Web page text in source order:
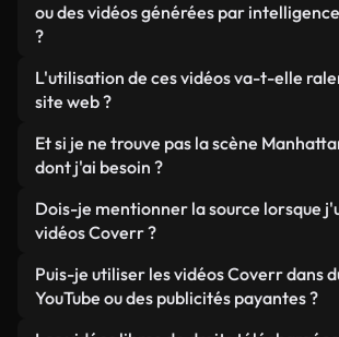
ou des vidéos générées par
?
Les deux. Il s'agit d'une
composée de véritables images
générées par IA. Chaque vidéo est
identifiée afin que vous sachiez
vous utilisez.
L'utilisation de ces vidéos va-t-elle
site web ?
Sauf si vous choisissez nos versions
Nous proposons des formats légers,
ils conservent une qualité élevée
minimisant les temps de chargement
améliorant des indicateurs comme
Et si je ne trouve pas la scène
dont j'ai besoin ?
Vous pouvez en créer une
Coverr AI Studio. Il vous suffit de
le Studio générera en quelques
personnalisée conforme à nos
Dois-je mentionner la source lorsque
vidéos Coverr ?
Aucune attribution n'est requise.
de notre bibliothèque sont libres de
Puis-je utiliser les vidéos Coverr dans
YouTube ou des publicités payantes ?
Oui. Toutes les séquences vidéo de